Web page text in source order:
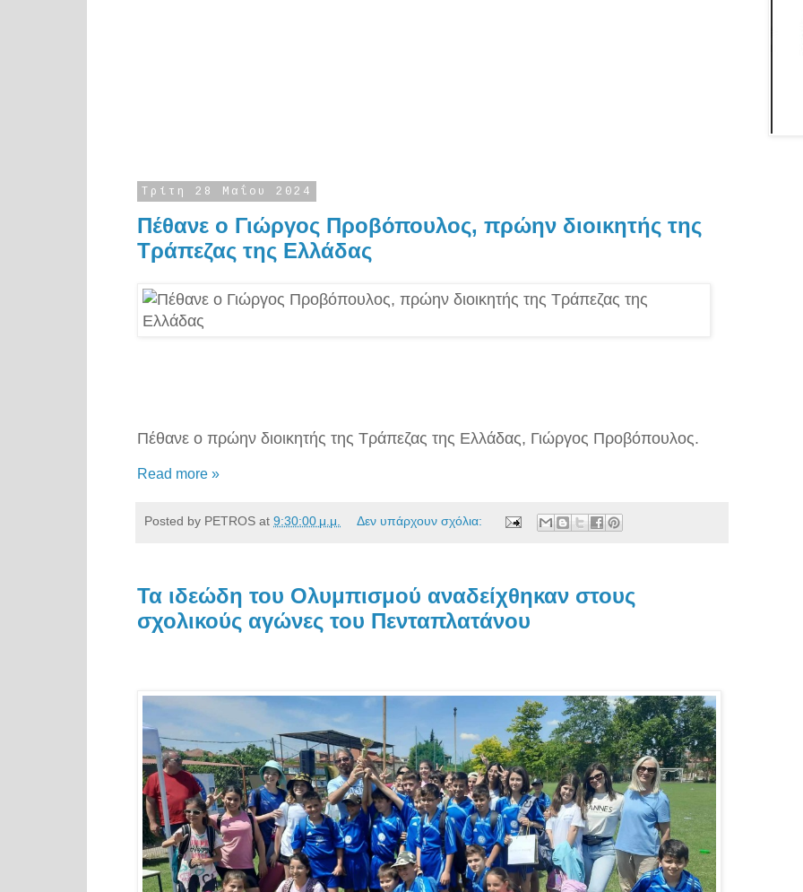
Τρίτη 28 Μαΐου 2024
Πέθανε ο Γιώργος Προβόπουλος, πρώην διοικητής της
Τράπεζας της Ελλάδας
Πέθανε ο πρώην διοικητής της Τράπεζας της Ελλάδας, Γιώργος Προβόπουλος.
Read more »
Posted by PETROS at 9:30:00 μ.μ. Δεν υπάρχουν σχόλια:
Τα ιδεώδη του Ολυμπισμού αναδείχθηκαν στους
σχολικούς αγώνες του Πενταπλατάνου